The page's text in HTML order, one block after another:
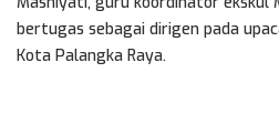
bertugas sebagai dirigen pada
Kota Palangka Raya.